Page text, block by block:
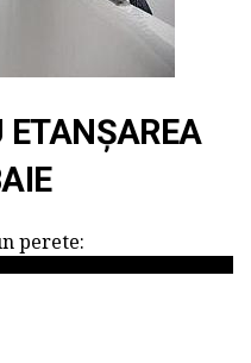
ETANȘAREA
perete: